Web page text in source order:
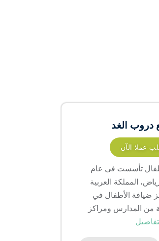
دروب الغد
عملا الآن
تأسست في عام
المملكة العربية
ضيافة الأطفال في
من المدارس ومراكز